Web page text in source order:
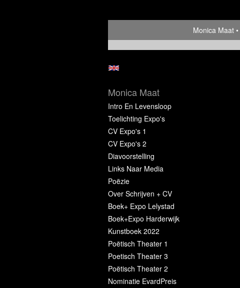
Monica Maat
Monica Maat
Intro En Levensloop
Toelichting Expo's
CV Expo's 1
CV Expo's 2
Diavoorstelling
Links Naar Media
Poëzie
Over Schrijven + CV
Boek+ Expo Lelystad
Boek+Expo Harderwijk
Kunstboek 2022
Poëtisch Theater 1
Poetisch Theater 3
Poëtisch Theater 2
Nominatie EvardPreis